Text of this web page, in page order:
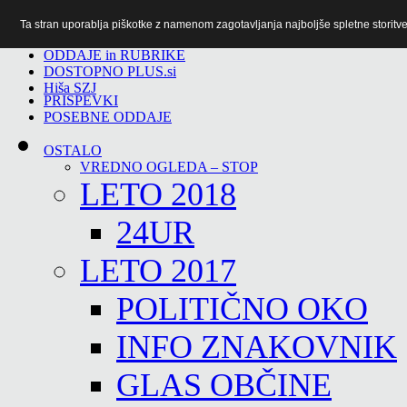
ODDAJE in RUBRIKE
DOSTOPNO PLUS.si
Hiša SZJ
PRISPEVKI
POSEBNE ODDAJE
OSTALO
VREDNO OGLEDA – STOP
LETO 2018
24UR
LETO 2017
POLITIČNO OKO
INFO ZNAKOVNIK
GLAS OBČINE
Ta stran uporablja piškotke z namenom zagotavljanja najboljše spletne